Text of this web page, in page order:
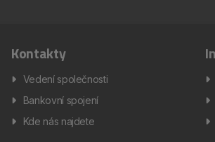
Kontakty
Vedení společnosti
Bankovní spojení
Kde nás najdete